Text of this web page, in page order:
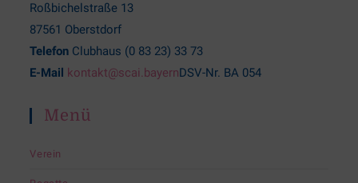
Roßbichelstraße 13
87561 Oberstdorf
Telefon Clubhaus (0 83 23) 33 73
E-Mail kontakt@scai.bayernDSV-Nr. BA 054
Menü
Verein